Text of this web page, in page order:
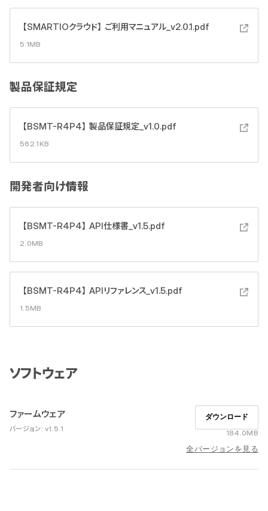
【SMARTIOクラウド】ご利用マニュアル_v2.0.1.pdf
5.1MB
製品保証規定
【BSMT-R4P4】製品保証規定_v1.0.pdf
562.1KB
開発者向け情報
【BSMT-R4P4】API仕様書_v1.5.pdf
2.0MB
【BSMT-R4P4】APIリファレンス_v1.5.pdf
1.5MB
ソフトウェア
ファームウェア
バージョン: v1.5.1 184.0MB
ダウンロード
全バージョンを見る